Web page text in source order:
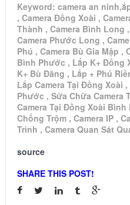
Keyword: camera an
, Camera Đồng Xoài ,
Thành , Camera Bình Long
Camera Phước Long ,
Phú , Camera Bù Gia Mập ,
Bình Phước , Lắp K+ Đồng
K+ Bù Đăng , Lắp + Phú
Lắp Camera Tại Đồng Xoài
Phước , Sửa Chữa Camera
Camera Tại Đồng Xoài
Chống Trộm , Camera IP ,
Trình , Camera Quan Sát
source
SHARE THIS POST!